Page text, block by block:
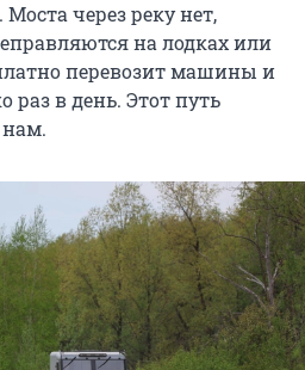
через реку нет,
на лодках или
перевозит машины и
раз в день. Этот путь